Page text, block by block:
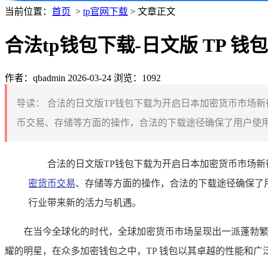
当前位置： 首页 > tp官网下载 > 文章正文
合法tp钱包下载-日文版 TP 钱
作者：qbadmin 2026-03-24 浏览：1092
导读：
合法的日文版TP钱包下载为开启日本加密货币市场
币交易、存储等方面的操作，合法的下载途径确保了用户
合法的日文版TP钱包下载为开启日本加密货币市场
密货币交易、存储等方面的操作，合法的下载途径确保
行业带来新的活力与机遇。
在当今全球化的时代，全球加密货币市场呈现出一派蓬勃
耀的明星，在众多加密钱包之中，TP 钱包以其卓越的性能和